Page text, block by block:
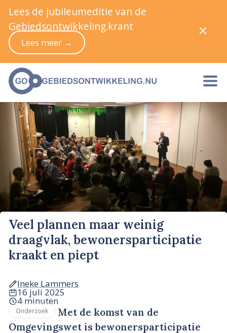
Veel plannen maar weinig
draagvlak, bewonersparticipatie
kraakt en piept
Ineke Lammers
16 juli 2025
4 minuten
Onderzoek
Met de komst van de
Omgevingswet is bewonersparticipatie
Lees de jubileumeditie van de
Gebiedsontwikkeling.krant
Lees meer →